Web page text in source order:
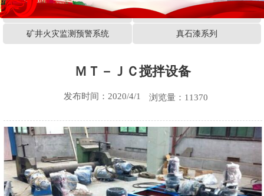
矿用黄泥灌浆灭火设备 CO₂灭火系统
矿井火灾监测预警系统 真石漆系列
ＭＴ－ＪＣ搅拌设备
发布时间：2020/4/1 浏览量：11370